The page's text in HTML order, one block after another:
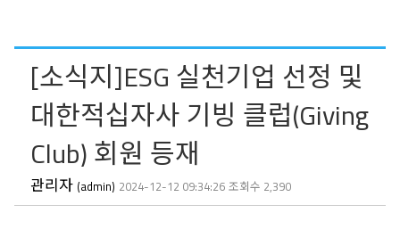
[소식지]ESG 실천기업 선정 및
대한적십자사 기빙 클럽(Giving
Club) 회원 등재
관리자 (admin) 2024-12-12 09:34:26조회수 2,390